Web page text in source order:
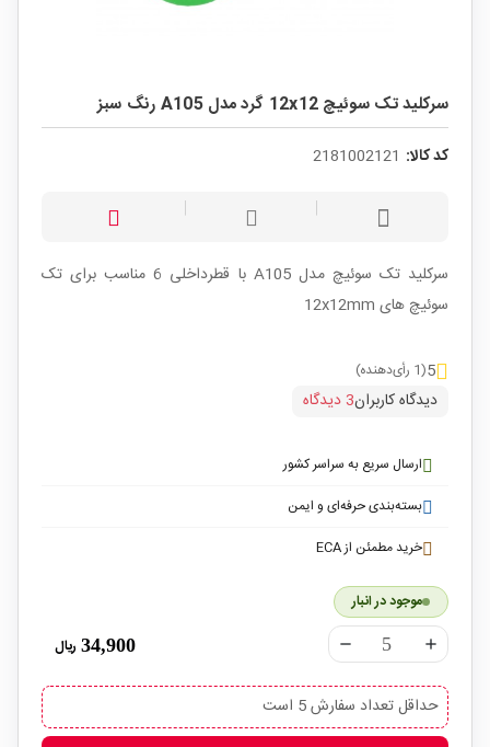
سرکلید تک سوئیچ 12x12 گرد مدل A105 رنگ سبز
کد کالا: 2181002121
سرکلید تک سوئیچ مدل A105 با قطرداخلی 6 مناسب برای تک
سوئیچ های 12x12mm
5(1 رأی‌دهنده)
دیدگاه کاربران3 دیدگاه
ارسال سریع به سراسر کشور
بسته‌بندی حرفه‌ای و ایمن
خرید مطمئن از ECA
موجود در انبار
remove add
34,900 ریال
حداقل تعداد سفارش 5 است